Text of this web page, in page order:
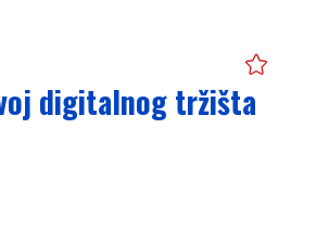
digitalnog tržišta